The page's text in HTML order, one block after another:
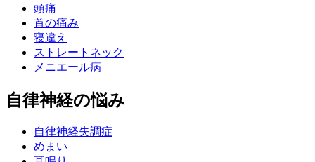
頭痛
首の痛み
寝違え
ストレートネック
メニエール病
自律神経の悩み
自律神経失調症
めまい